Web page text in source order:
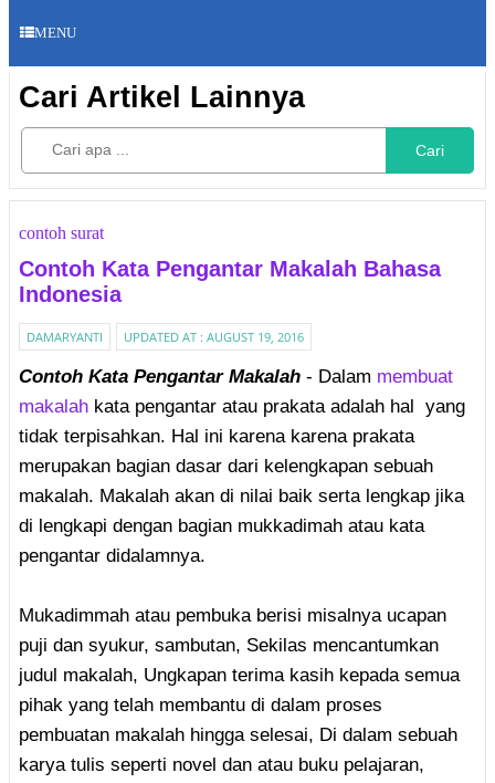
MENU
Cari Artikel Lainnya
Cari
contoh surat
Contoh Kata Pengantar Makalah Bahasa
Indonesia
DAMARYANTI UPDATED AT : AUGUST 19, 2016
Contoh Kata Pengantar Makalah - Dalam membuat
makalah kata pengantar atau prakata adalah hal yang
tidak terpisahkan. Hal ini karena karena prakata
merupakan bagian dasar dari kelengkapan sebuah
makalah. Makalah akan di nilai baik serta lengkap jika
di lengkapi dengan bagian mukkadimah atau kata
pengantar didalamnya.
Mukadimmah atau pembuka berisi misalnya ucapan
puji dan syukur, sambutan, Sekilas mencantumkan
judul makalah, Ungkapan terima kasih kepada semua
pihak yang telah membantu di dalam proses
pembuatan makalah hingga selesai, Di dalam sebuah
karya tulis seperti novel dan atau buku pelajaran,